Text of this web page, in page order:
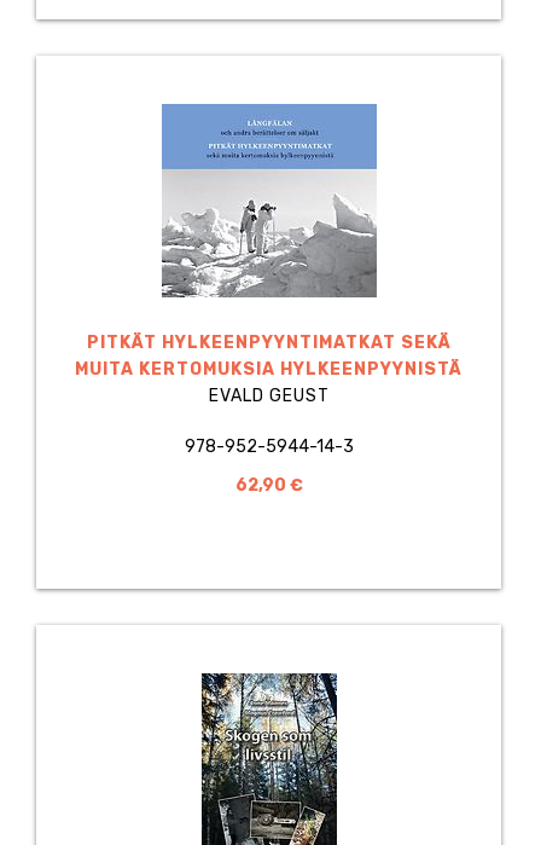
PITKÄT HYLKEENPYYNTIMATKAT SEKÄ
MUITA KERTOMUKSIA HYLKEENPYYNISTÄ
EVALD GEUST
978-952-5944-14-3
62,90 €